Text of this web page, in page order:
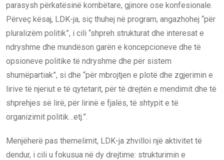
parasysh përkatësinë kombëtare, gjinore ose konfesionale.
Përveç kësaj, LDK-ja, siç thuhej në program, angazhohej “për
pluralizëm politik”, i cili “shpreh strukturat dhe interesat e
ndryshme dhe mundëson garën e koncepcioneve dhe të
opsioneve politike të ndryshme dhe për sistem
shumëpartiak”, si dhe “për mbrojtjen e plotë dhe zgjerimin e
lirive të njeriut e të qytetarit, për të drejtën e mendimit dhe të
shprehjes së lirë, për lirinë e fjalës, të shtypit e të
organizimit politik…etj.”.
Menjëherë pas themelimit, LDK-ja zhvilloi një aktivitet të
dendur, i cili u fokusua në dy drejtime: strukturimin e